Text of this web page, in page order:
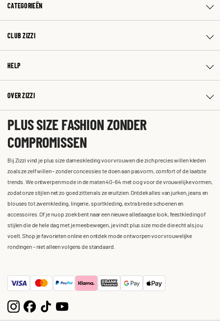
CATEGORIEËN
CLUB ZIZZI
HELP
OVER ZIZZI
PLUS SIZE FASHION ZONDER
COMPROMISSEN
Bij Zizzi vind je plus size dameskleding voor vrouwen die zich precies willen kleden
zoals ze zelf willen – zonder concessies te doen aan pasvorm, comfort of de laatste
trends. We ontwerpen mode in de maten 40-64 met oog voor de vrouwelijke vormen,
zodat onze stijlen net zo goed zitten als ze eruitzien. Ontdek alles van jurken, jeans en
blouses tot zwemkleding, lingerie, sportkleding, extra brede schoenen en
accessoires. Of je nu op zoek bent naar een nieuwe alledaagse look, feestkleding of
stijlen die de hele dag met je meebewegen, je vindt plus size mode die echt als jou
voelt. Shop je favorieten online en ontdek mode ontworpen voor vrouwelijke
rondingen – niet alleen volgens de standaard.